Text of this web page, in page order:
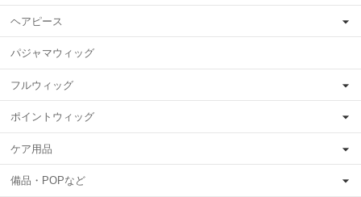
ヘアピース
パジャマウィッグ
フルウィッグ
ポイントウィッグ
ケア用品
備品・POPなど